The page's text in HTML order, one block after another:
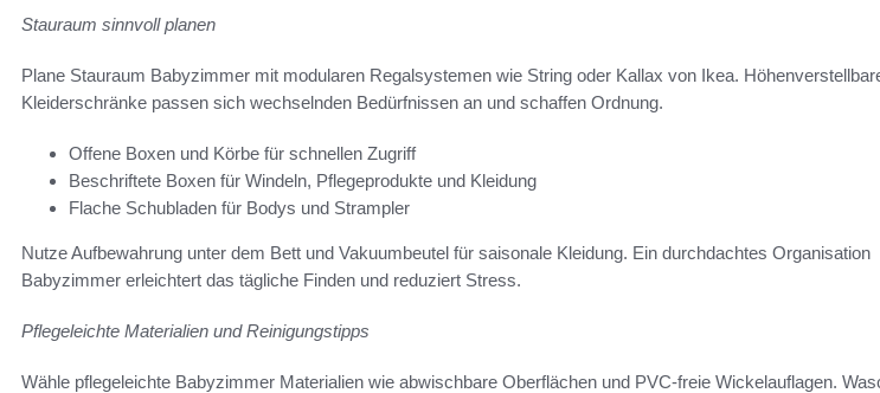
Stauraum sinnvoll planen
Plane Stauraum Babyzimmer mit modularen Regalsystemen wie String oder Kallax von Ikea.
Kleiderschränke passen sich wechselnden Bedürfnissen an und schaffen Ordnung.
Offene Boxen und Körbe für schnellen Zugriff
Beschriftete Boxen für Windeln, Pflegeprodukte und Kleidung
Flache Schubladen für Bodys und Strampler
Nutze Aufbewahrung unter dem Bett und Vakuumbeutel für saisonale Kleidung. Ein durchdachtes Organisation
Babyzimmer erleichtert das tägliche Finden und reduziert Stress.
Pflegeleichte Materialien und Reinigungstipps
Wähle pflegeleichte Babyzimmer Materialien wie abwischbare Oberflächen und PVC-freie Wickelauflagen.